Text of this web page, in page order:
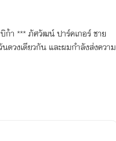
ก้า *** ภัศวัฒน์ ปาร์คเกอร์ ชาย
ดวงเดียวกัน และผมกำลังส่งความ
เมื่อคุณกลับมา ฉันจะรออ่านเรื่อง